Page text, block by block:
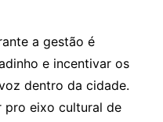
a gestão é
e incentivar os
dentro da cidade.
pro eixo cultural de